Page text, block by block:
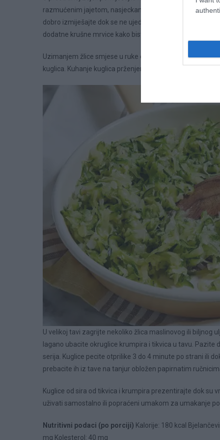
razmućenim jajetom, nasjeckanim češnjakom,
dobro izmiješajte dok se ne ujednače. Dobivena smjesa
dodatne krušne mrvice kako biste poboljšali njezina
Uzimanjem žlice smjese u ruke oblikujte kuglicu
kuglica. Kuhanje kuglica prženjem:
U velikoj tavi zagrijte nekoliko žlica maslinovog ili biljnog
lagano ubacite okruglice krumpira i tikvica u tavu.
serija. Kuglice pecite otprilike 3 do 4 minute po strani ili
prebacite ih iz tave na tanjur obložen papirnatim
Kuglice od sira od tikvica i krumpira prezentirajte dok su
uživati ​​samostalno ili popraćeni umakom za umakanje
Nutritivni podaci (po porciji) Kalorije: 180 kcal
mg Kolesterol: 40 mg